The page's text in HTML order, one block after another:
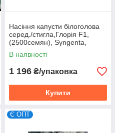
Насіння капусти білоголова
серед./стигла,Глорія F1,
(2500семян), Syngenta,
Швейцарія
В наявності
1 196 ₴/упаковка
Купити
Є ОПТ